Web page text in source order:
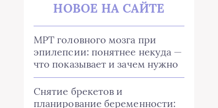
НОВОЕ НА САЙТЕ
МРТ головного мозга при
эпилепсии: понятнее некуда —
что показывает и зачем нужно
Снятие брекетов и
планирование беременности: